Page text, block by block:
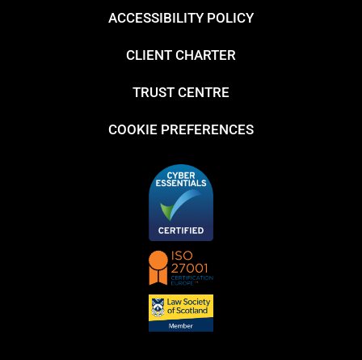
ACCESSIBILITY POLICY
CLIENT CHARTER
TRUST CENTRE
COOKIE PREFERENCES